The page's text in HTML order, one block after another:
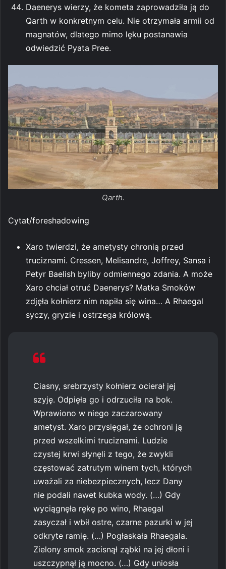
Daenerys wierzy, że kometa zaprowadziła ją do
Qarth w konkretnym celu. Nie otrzymała armii od
magnatów, dlatego mimo lęku postanawia
odwiedzić Pyata Pree.
Qarth.
Cytat/foreshadowing
Xaro twierdzi, że ametysty chronią przed
truciznami. Cressen, Melisandre, Joffrey, Sansa i
Petyr Baelish byliby odmiennego zdania. A może
Xaro chciał otruć Daenerys? Matka Smoków
zdjęła kołnierz nim napiła się wina… A Rhaegal
syczy, gryzie i ostrzega królową.
Ciasny, srebrzysty kołnierz ocierał jej
szyję. Odpięła go i odrzuciła na bok.
Wprawiono w niego zaczarowany
ametyst. Xaro przysięgał, że ochroni ją
przed wszelkimi truciznami. Ludzie
czystej krwi słynęli z tego, że zwykli
częstować zatrutym winem tych, których
uważali za niebezpiecznych, lecz Dany
nie podali nawet kubka wody. (…) Gdy
wyciągnęła rękę po wino, Rhaegal
zasyczał i wbił ostre, czarne pazurki w jej
odkryte ramię. (…) Pogłaskała Rhaegala.
Zielony smok zacisnął ząbki na jej dłoni i
uszczypnął ją mocno. (…) Gdy uniosła